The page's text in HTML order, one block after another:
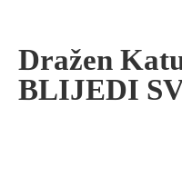
Dražen
BLIJEDI